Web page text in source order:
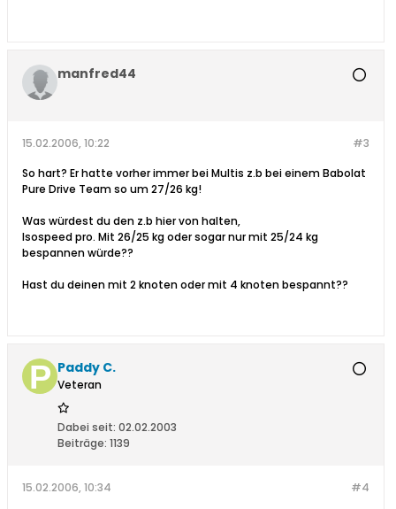
manfred44
#3
15.02.2006, 10:22
So hart? Er hatte vorher immer bei Multis z.b bei einem Babolat
Pure Drive Team so um 27/26 kg!
Was würdest du den z.b hier von halten,
Isospeed pro. Mit 26/25 kg oder sogar nur mit 25/24 kg
bespannen würde??
Hast du deinen mit 2 knoten oder mit 4 knoten bespannt??
Paddy C.
Veteran
Dabei seit: 02.02.2003
Beiträge: 1139
#4
15.02.2006, 10:34